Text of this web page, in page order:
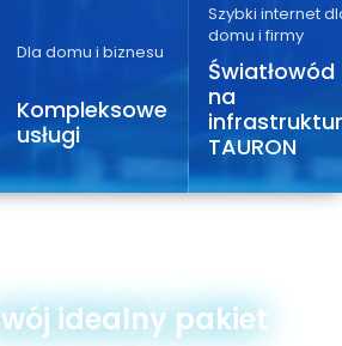
Dla domu i biznesu
Kompleksowe
usługi
Szybki internet
domu i firmy
Światłowód
na
TAURON
idealny pakiet